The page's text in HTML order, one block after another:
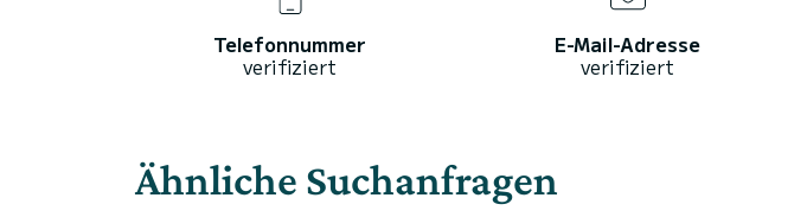
Telefonnummer
verifiziert
E-Mail-Adresse
verifiziert
Ähnliche Suchanfragen